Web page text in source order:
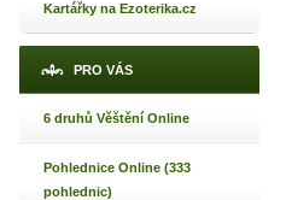
Kartářky na Ezoterika.cz
PRO VÁS
6 druhů Věštění Online
Pohlednice Online (333
pohlednic)